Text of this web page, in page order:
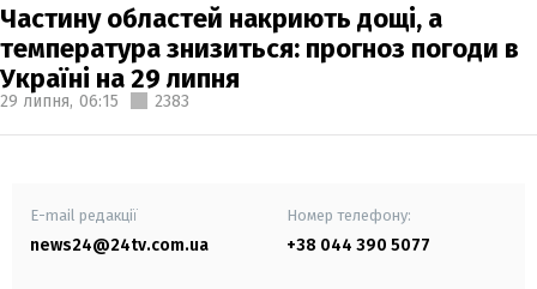
Частину областей накриють дощі, а
температура знизиться: прогноз погоди в
Україні на 29 липня
29 липня, 06:15 2383
E-mail редакції
news24@24tv.com.ua
Номер телефону:
+38 044 390 5077